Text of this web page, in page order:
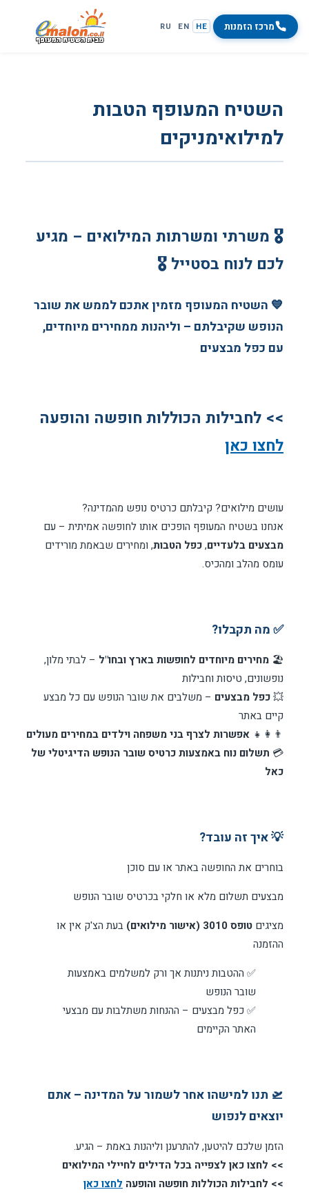
מרכז הזמנות HE
EN
RU
השטיח המעופף הטבות
למילואימניקים
🎖️ משרתי ומשרתות המילואים – מגיע
לכם לנוח בסטייל 🎖️
💙 השטיח המעופף מזמין אתכם לממש את שובר
הנופש שקיבלתם – וליהנות ממחירים מיוחדים,
עם כפל מבצעים
>> לחבילות הכוללות חופשה והופעה
לחצו כאן
עושים מילואים? קיבלתם כרטיס נופש מהמדינה?
אנחנו בשטיח המעופף הופכים אותו לחופשה אמיתית – עם
מבצעים בלעדיים,כפל הטבות, ומחירים שבאמת מורידים
עומס מהלב ומהכיס.
✅ מה תקבלו?
🏖️ מחירים מיוחדים לחופשות בארץ ובחו"ל – לבתי מלון,
נופשונים, טיסות וחבילות
💥כפל מבצעים – משלבים את שובר הנופש עם כל מבצע
קיים באתר
👨‍👩‍👧 אפשרות לצרף בני משפחה וילדים במחירים מעולים
💳 תשלום נוח באמצעות כרטיס שובר הנופש הדיגיטלי של
כאל
💡 איך זה עובד?
בוחרים את החופשה באתר או עם סוכן
מבצעים תשלום מלא או חלקי בכרטיס שובר הנופש
מציגים טופס 3010 (אישור מילואים)
בעת הצ'ק אין או
ההזמנה
✅ ההטבות ניתנות אך ורק למשלמים באמצעות
שובר הנופש
✅ כפל מבצעים – ההנחות משתלבות עם מבצעי
האתר הקיימים
🛫 תנו למישהו אחר לשמור על המדינה – אתם
יוצאים לנפוש
הזמן שלכם להיטען, להתרענן וליהנות באמת – הגיע.
>> לחצו כאן לצפייה בכל הדילים לחיילי המילואים
>> לחבילות הכוללות חופשה והופעה לחצו כאן